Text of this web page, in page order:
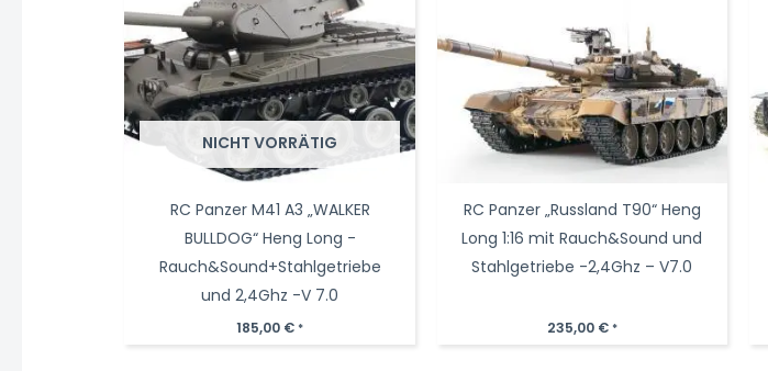
NICHT VORRÄTIG
RC Panzer M41 A3 „WALKER
BULLDOG“ Heng Long -
Rauch&Sound+Stahlgetriebe
und 2,4Ghz -V 7.0
185,00 € *
RC Panzer „Russland T90“ Heng
Long 1:16 mit Rauch&Sound und
Stahlgetriebe -2,4Ghz – V7.0
235,00 € *